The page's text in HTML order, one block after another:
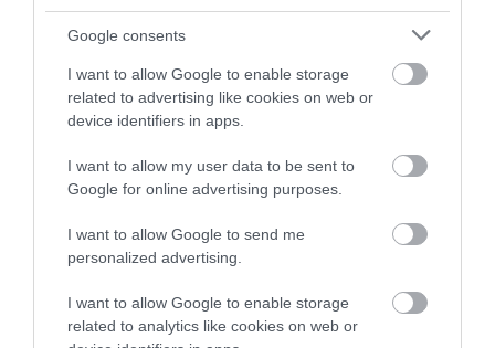
Google consents
I want to allow Google to enable storage
related to advertising like cookies on web or
device identifiers in apps.
I want to allow my user data to be sent to
Google for online advertising purposes.
I want to allow Google to send me
personalized advertising.
I want to allow Google to enable storage
related to analytics like cookies on web or
deshidratate, dar și vin de fructe sau rachiu. În
nordul Moldovei și Bucovina, tradiția „cornatei” –
băutură obținută din coarne, zahăr și alcool – a
rămas vie,fiind menționată ca băutură specifică
României. Cornul este și un aliat al grădinii:
început de primăvară, oferind nectar și polen prețios
pentru polenizatori când alte surse lipsesc. În plus,
este o specie rustică,
rezistentă la ger și secetă
care se plantează atât primăvara, cât și toamna.